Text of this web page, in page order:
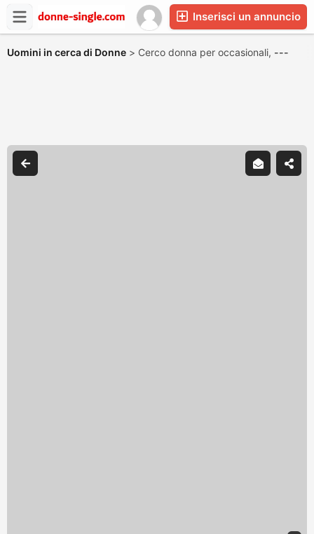
Inserisci un annuncio
Uomini in cerca di Donne > Cerco donna per occasionali, ---